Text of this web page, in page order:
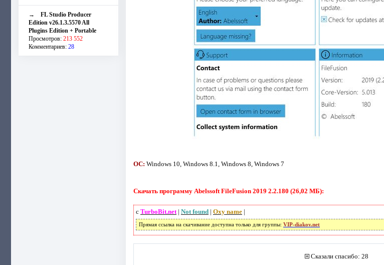
→ FL Studio Producer
Edition v26.1.3.5570 All
Plugins Edition + Portable
Просмотров: 213 552
Комментариев: 28
ОС: Windows 10, Windows 8.1, Windows 8, Windows 7
Скачать программу Abelssoft FileFusion 2019 2.2.180 (26,02 МБ):
с TurboBit.net| Not found| Oxy name|
Прямая ссылка на скачивание доступна только для группы: VIP-diakov.net
Сказали спасибо: 28